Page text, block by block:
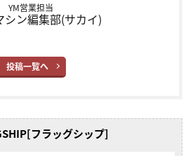
YM営業担当
シン編集部(サカイ)
投稿一覧へ
フラッグシップ]